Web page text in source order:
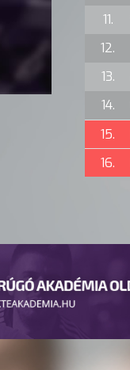
11.
12.
13.
14.
15.
16.